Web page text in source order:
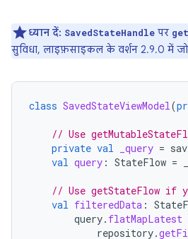
ध्यान दें: SavedStateHandle पर
सुविधा, लाइफ़साइकल के वर्शन 2.9.0 में
class SavedStateViewModel(
// Use
private val _query =
val query : StateFlow =
// Use getStateFlow if
val filteredData :
query. flatMapLatest
repository.